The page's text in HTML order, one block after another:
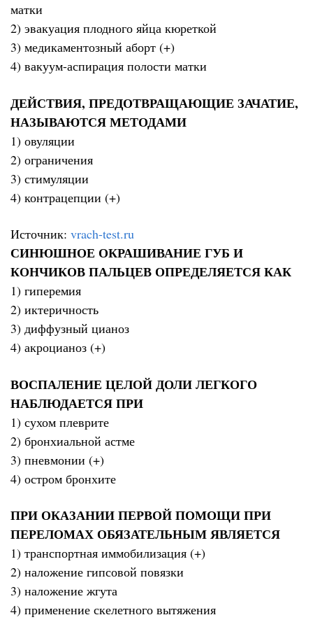
матки
2) эвакуация плодного яйца кюреткой
3) медикаментозный аборт (+)
4) вакуум-аспирация полости матки
ДЕЙСТВИЯ, ПРЕДОТВРАЩАЮЩИЕ ЗАЧАТИЕ,
НАЗЫВАЮТСЯ МЕТОДАМИ
1) овуляции
2) ограничения
3) стимуляции
4) контрацепции (+)
Источник: vrach-test.ru
СИНЮШНОЕ ОКРАШИВАНИЕ ГУБ И
КОНЧИКОВ ПАЛЬЦЕВ ОПРЕДЕЛЯЕТСЯ КАК
1) гиперемия
2) иктеричность
3) диффузный цианоз
4) акроцианоз (+)
ВОСПАЛЕНИЕ ЦЕЛОЙ ДОЛИ ЛЕГКОГО
НАБЛЮДАЕТСЯ ПРИ
1) сухом плеврите
2) бронхиальной астме
3) пневмонии (+)
4) остром бронхите
ПРИ ОКАЗАНИИ ПЕРВОЙ ПОМОЩИ ПРИ
ПЕРЕЛОМАХ ОБЯЗАТЕЛЬНЫМ ЯВЛЯЕТСЯ
1) транспортная иммобилизация (+)
2) наложение гипсовой повязки
3) наложение жгута
4) применение скелетного вытяжения